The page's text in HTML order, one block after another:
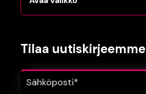
Tilaa uutiskirjeemme